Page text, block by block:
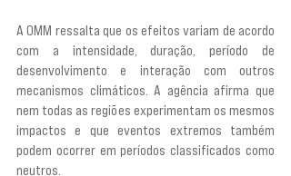
A OMM ressalta que os efeitos variam de acordo
com a intensidade, duração, período de
desenvolvimento e interação com outros
mecanismos climáticos. A agência afirma que
nem todas as regiões experimentam os mesmos
impactos e que eventos extremos também
podem ocorrer em períodos classificados como
neutros.